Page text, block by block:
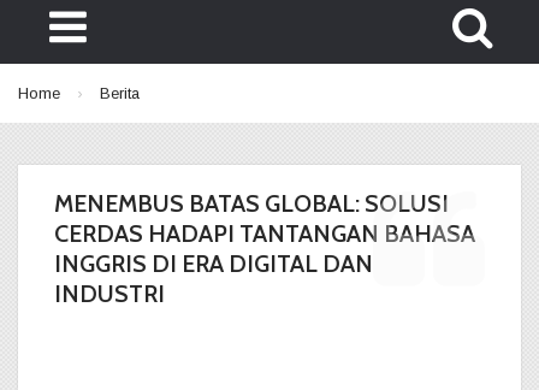
BENPAS 98,2 FM
Home › Berita
MENEMBUS BATAS GLOBAL: SOLUSI
CERDAS HADAPI TANTANGAN BAHASA
INGGRIS DI ERA DIGITAL DAN
INDUSTRI